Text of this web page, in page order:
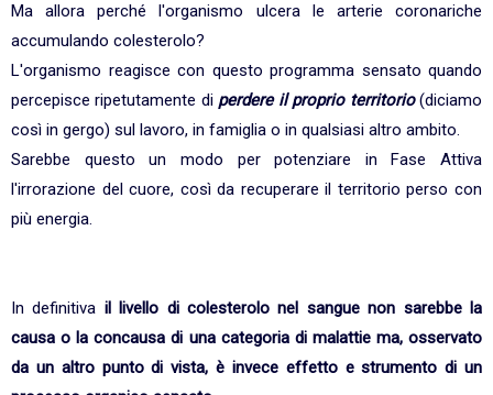
Ma allora perché l'organismo ulcera le arterie coronariche
accumulando colesterolo?
L'organismo reagisce con questo programma sensato quando
percepisce ripetutamente di perdere il proprio territorio(diciamo
così in gergo) sul lavoro, in famiglia o in qualsiasi altro ambito.
Sarebbe questo un modo per potenziare in Fase Attiva
l'irrorazione del cuore, così da recuperare il territorio perso con
più energia.
In definitiva il livello di colesterolo nel sangue non sarebbe la
causa o la concausa di una categoria di malattie ma, osservato
da un altro punto di vista, è invece effetto e strumento di un